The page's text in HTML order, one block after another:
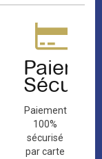
Paiement
100%
sécurisé
par carte